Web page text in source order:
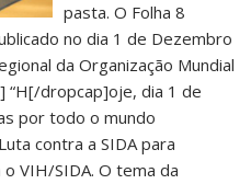
pasta. O Folha 8
no dia 1 de Dezembro
da Organização Mundial
“H[/dropcap]oje, dia 1 de
por todo o mundo
contra a SIDA para
VIH/SIDA. O tema da